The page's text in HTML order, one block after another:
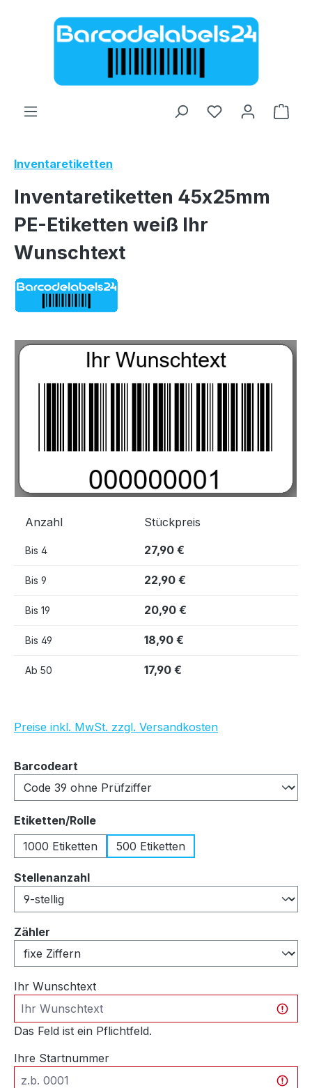
Zum Hauptinhalt springen
Inventaretiketten
Inventaretiketten 45x25mm
PE-Etiketten weiß Ihr
Wunschtext
Bildergalerie überspringen
Anzahl Stückpreis
Bis 4 27,90 €
Bis 9 22,90 €
Bis 19 20,90 €
Bis 49 18,90 €
Ab 50 17,90 €
Preise inkl. MwSt. zzgl. Versandkosten
Barcodeart
Etiketten/Rolleauswählen
1000 Etiketten
500 Etiketten
Stellenanzahlauswählen
Zähler
Ihr Wunschtext
Das Feld ist ein Pflichtfeld.
Ihre Startnummer